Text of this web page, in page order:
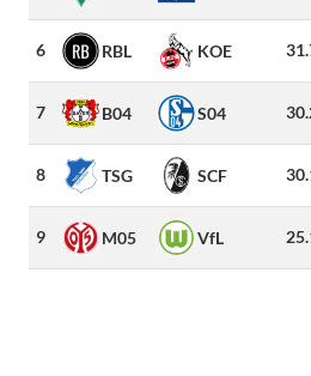
6 RBL KOE
7 B04 S04
8 TSG SCF
9 M05 VfL